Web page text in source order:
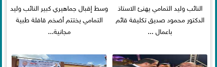
النائب وليد التمامي يهنئ الاستاذ
الدكتور محمود صديق تكليفة قائم
باعمال ...
وسط إقبال جماهيري كبير النائب وليد
التمامي يختتم أضخم قافلة طبية
مجانية...